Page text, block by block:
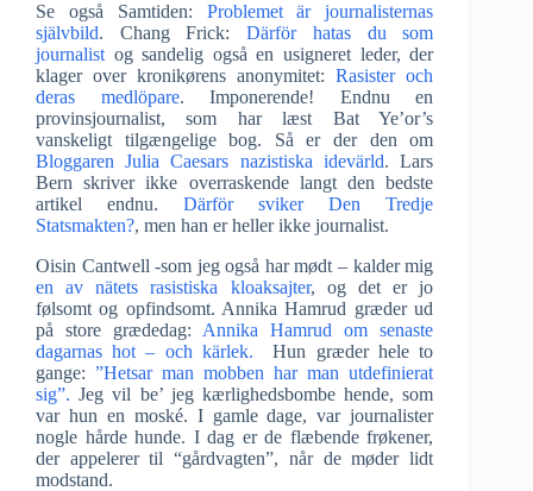
Se også Samtiden: Problemet är journalisternas
självbild. Chang Frick:Därför hatas du som
journalist og sandelig også en usigneret leder, der
klager over kronikørens anonymitet: Rasister och
deras medlöpare. Imponerende! Endnu en
provinsjournalist, som har læst Bat Ye’or’s
vanskeligt tilgængelige bog. Så er der den om
Bloggaren Julia Caesars nazistiska idevärld. Lars
Bern skriver ikke overraskende langt den bedste
artikel endnu.Därför sviker Den Tredje
Statsmakten?, men han er heller ikke journalist.
Oisin Cantwell -som jeg også har mødt – kalder mig
en av nätets rasistiska kloaksajter, og det er jo
følsomt og opfindsomt. Annika Hamrud græder ud
på store grædedag: Annika Hamrud om senaste
dagarnas hot – och kärlek. Hun græder hele to
gange:”Hetsar man mobben har man utdefinierat
sig”. Jeg vil be’ jeg kærlighedsbombe hende, som
var hun en moské. I gamle dage, var journalister
nogle hårde hunde. I dag er de flæbende frøkener,
der appelerer til “gårdvagten”, når de møder lidt
modstand.